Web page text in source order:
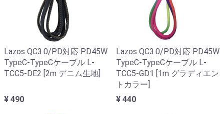
Lazos QC3.0/PD対応 PD45W
TypeC-TypeCケーブル L-
TCC5-DE2 [2m デニム生地]
¥ 490
Lazos QC3.0/PD対応 PD45W
TypeC-TypeCケーブル L-
TCC5-GD1 [1m グラディエン
トカラー]
¥ 440